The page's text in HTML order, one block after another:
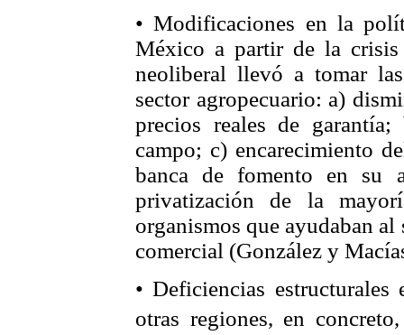
• Modificaciones en la
México a partir de la
neoliberal llevó a tomar
sector agropecuario: a)
precios reales de
campo; c) encarecimiento
banca de fomento en su
privatización de la
organismos que ayudaban
comercial (González y
• Deficiencias
otras regiones, en